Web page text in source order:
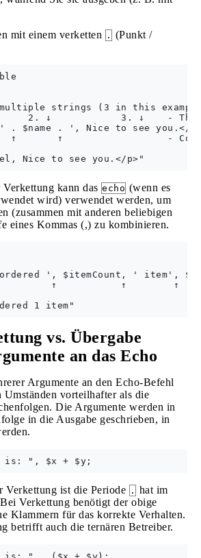
mit einem verketten
. (Punkt /
strings (3 in this
2. ↓            3. ↓    - Three
' . $name . ', Nice to see you.</
↑                  -
kann das echo (wenn es
wird) verwendet werden, um
(zusammen mit anderen beliebigen
eines Kommas (,) zu kombinieren.
ordered ', $itemCount, ' item',
↑           ↑        ↑
vs. Übergabe
an das Echo
Argumente an den Echo-Befehl
Umständen vorteilhafter als die
Die Argumente werden in
in die Ausgabe geschrieben, in
Verkettung ist die Periode . hat im
Verkettung benötigt der obige
Klammern für das korrekte Verhalten.
betrifft auch die ternären Betreiber.